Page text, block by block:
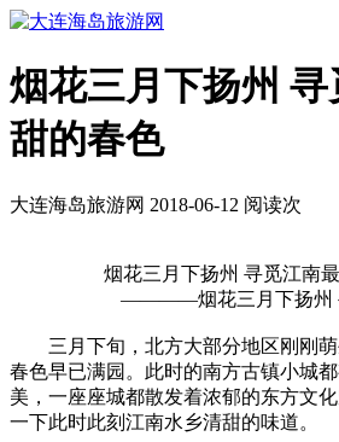
烟花三月下扬州
甜的春色
大连海岛旅游网 2018-06-12 阅读次
烟花三月下扬州 寻觅江南
————烟花三月下扬州
三月下旬，北方大部分地区刚刚萌
春色早已满园。此时的南方古镇小城
美，一座座城都散发着浓郁的东方文
一下此时此刻江南水乡清甜的味道。